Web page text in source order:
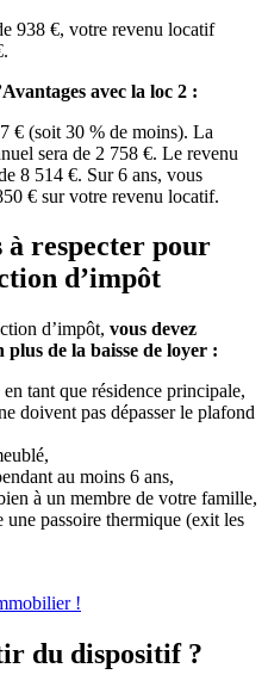
938 €, votre revenu locatif
avec la loc 2 :
€ (soit 30 % de moins). La
sera de 2 758 €. Le revenu
8 514 €. Sur 6 ans, vous
€ sur votre revenu locatif.
à respecter pour
d’impôt
d’impôt, vous devez
de la baisse de loyer :
tant que résidence principale,
doivent pas dépasser le plafond
au moins 6 ans,
à un membre de votre famille,
passoire thermique (exit les
!
du dispositif ?